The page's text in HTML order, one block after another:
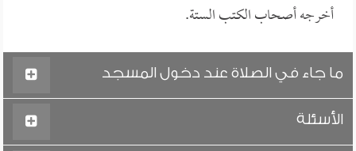
أخرجه أصحاب الكتب الستة.
ما جاء في الصلاة عند دخول المسجد
الأسئلة